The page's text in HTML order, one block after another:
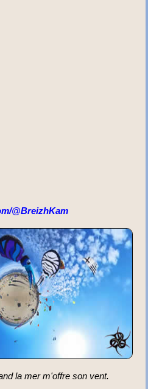
@BreizhKam
la mer m'offre son vent.